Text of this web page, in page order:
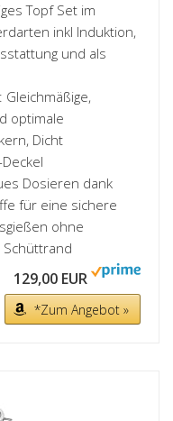
Topf Set im
inkl Induktion,
und als
Gleichmäßige,
optimale
Dicht
Dosieren dank
für eine sichere
ohne
129,00 EUR
*Zum Angebot »